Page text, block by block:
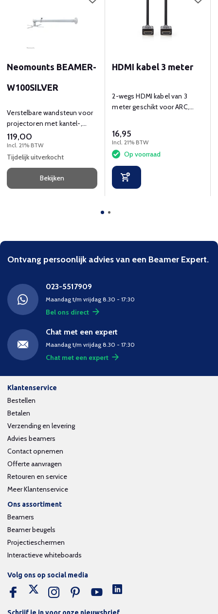
Neomounts BEAMER-
W100SILVER
Verstelbare wandsteun voor
projectoren met kantel-,
zwenk- en draaifunctie.
119,00
Incl. 21% BTW
Tijdelijk uitverkocht
Bekijken
HDMI kabel 3 meter
2-wegs HDMI kabel van 3
meter geschikt voor ARC,
16,95
Incl. 21% BTW
Op voorraad
Ontvang persoonlijk advies van een Beamer Expert.
023-5517909
Maandag t/m vrijdag 8.30 - 17:30
Bel ons direct
Chat met een expert
Maandag t/m vrijdag 8.30 - 17:30
Chat met een expert
Klantenservice
Bestellen
Betalen
Verzending en levering
Advies beamers
Contact opnemen
Offerte aanvragen
Retouren en service
Meer Klantenservice
Ons assortiment
Beamers
Beamer beugels
Projectieschermen
Interactieve whiteboards
Schrijf je in voor onze nieuwsbrief
Volg ons op social media